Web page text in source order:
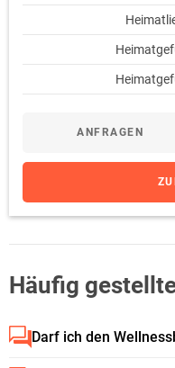
ANFRAGEN
Häufig
Darf ich den